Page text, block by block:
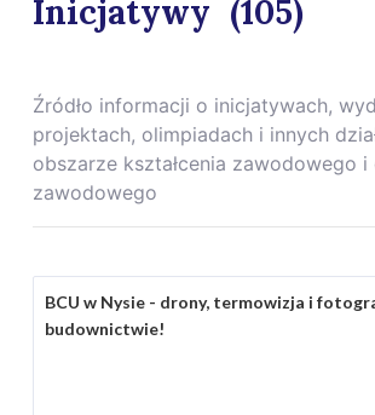
Inicjatywy (105)
Źródło informacji o inicjatywach,
projektach, olimpiadach i innych
obszarze kształcenia zawodowego
zawodowego
BCU w Nysie - drony, termowizja i
budownictwie!